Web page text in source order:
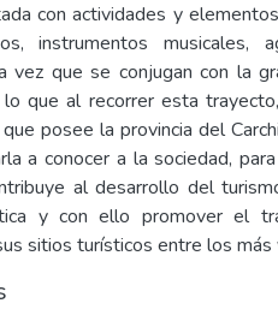
con actividades y
instrumentos musicales,
vez que se conjugan con la
que al recorrer esta
posee la provincia del
a conocer a la sociedad,
al desarrollo del
y con ello promover el
sitios turísticos entre los más